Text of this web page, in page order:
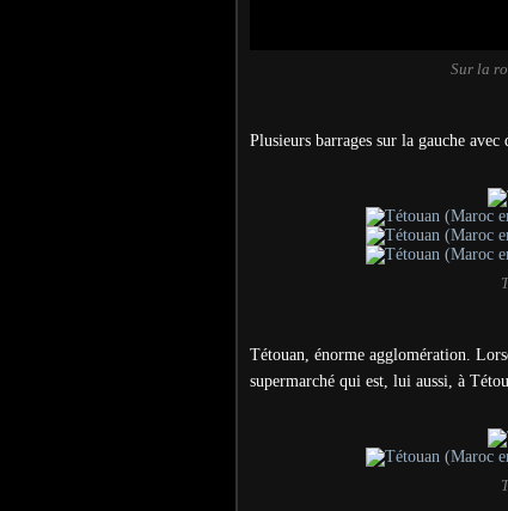
Sur la
Plusieurs barrages sur la gauche
Tétouan, énorme agglomération.
supermarché qui est, lui aussi, à